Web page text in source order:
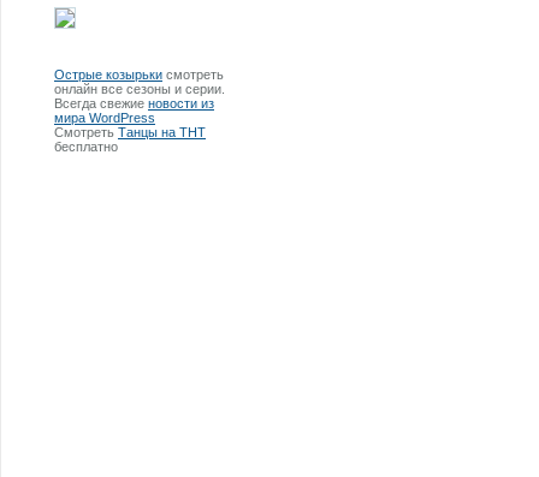
Острые козырьки смотреть
онлайн все сезоны и серии.
Всегда свежие новости из
мира WordPress
Смотреть Танцы на ТНТ
бесплатно